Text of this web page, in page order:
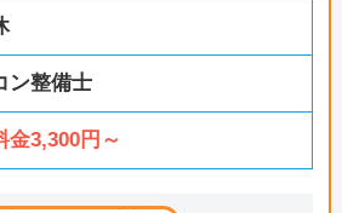
ン整備士
金3,300円～